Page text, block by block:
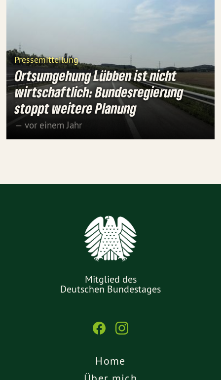
Pressemitteilung
Ortsumgehung Lübben ist nicht
wirtschaftlich: Bundesregierung
stoppt weitere Planung
— vor einem Jahr
Mitglied des
Deutschen Bundestages
Home